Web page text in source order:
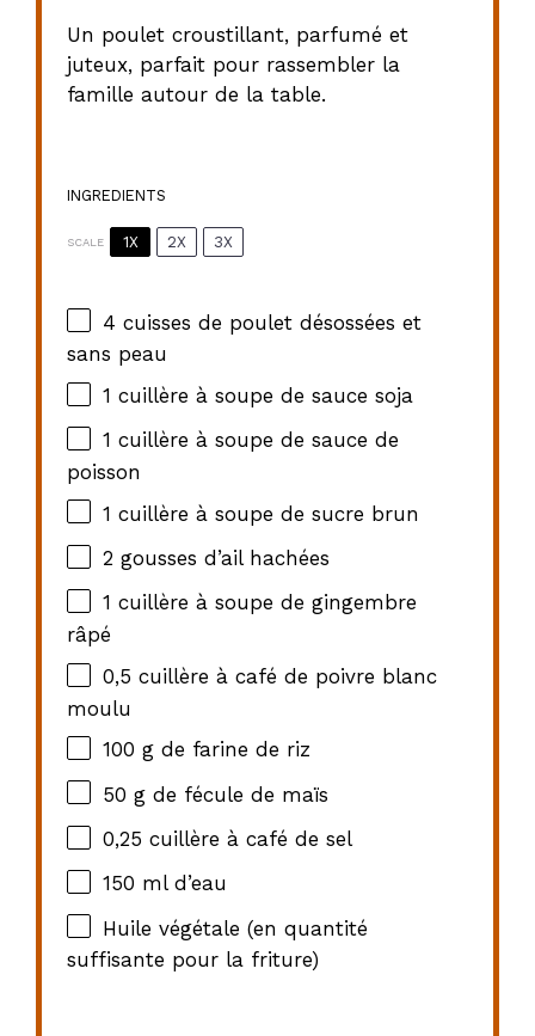
Un poulet croustillant, parfumé et
juteux, parfait pour rassembler la
famille autour de la table.
INGREDIENTS
SCALE 1X 2X 3X
4 cuisses de poulet désossées et
sans peau
1 cuillère à soupe de sauce soja
1 cuillère à soupe de sauce de
poisson
1 cuillère à soupe de sucre brun
2 gousses d’ail hachées
1 cuillère à soupe de gingembre
râpé
0,5 cuillère à café de poivre blanc
moulu
100 g de farine de riz
50 g de fécule de maïs
0,25 cuillère à café de sel
150 ml d’eau
Huile végétale (en quantité
suffisante pour la friture)